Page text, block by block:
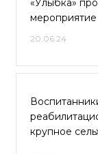
«Улыбка»
мероприятие
20.06.24
крупное